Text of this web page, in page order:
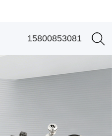
15800853081